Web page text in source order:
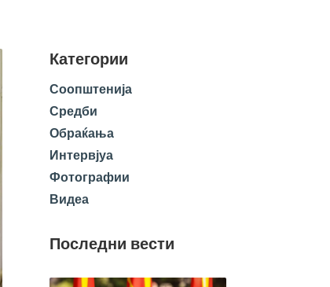
Категории
Соопштенија
Средби
Обраќања
Интервјуа
Фотографии
Видеа
Последни вести